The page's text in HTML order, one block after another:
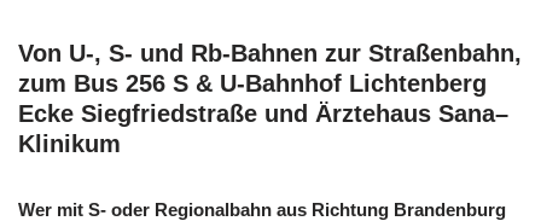
Von U-, S- und Rb-Bahnen zur Straßenbahn,
zum Bus 256 S & U-Bahnhof Lichtenberg
Ecke Siegfriedstraße und Ärztehaus Sana–
Klinikum
Wer mit S- oder Regionalbahn aus Richtung Brandenburg